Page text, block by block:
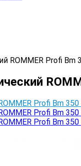
ROMMER Profi Bm